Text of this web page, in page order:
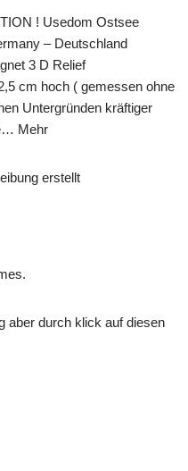
! Usedom Ostsee
– Deutschland
3 D Relief
cm hoch ( gemessen ohne
Untergründen kräftiger
Mehr
erstellt
aber durch klick auf diesen